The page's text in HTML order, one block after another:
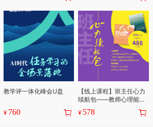
教学评一体化峰会U盘
¥ 760
【线上课程】班主任心力
续航包——教师心理能量
备的学生心理策略
¥ 578